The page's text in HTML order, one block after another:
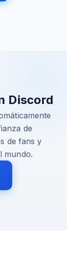
Discord
de
de fans y
mundo.